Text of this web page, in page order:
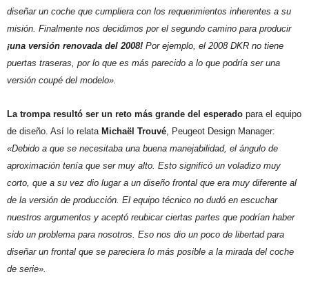
diseñar un coche que cumpliera con los requerimientos inherentes a su
misión. Finalmente nos decidimos por el segundo camino para producir
¡una versión renovada del 2008! Por ejemplo, el 2008 DKR no tiene
puertas traseras, por lo que es más parecido a lo que podría ser una
versión coupé del modelo».
La trompa resultó ser un reto más grande del esperado para el equipo
de diseño. Así lo relata Michaël Trouvé, Peugeot Design Manager:
«Debido a que se necesitaba una buena manejabilidad, el ángulo de
aproximación tenía que ser muy alto. Esto significó un voladizo muy
corto, que a su vez dio lugar a un diseño frontal que era muy diferente al
de la versión de producción. El equipo técnico no dudó en escuchar
nuestros argumentos y aceptó reubicar ciertas partes que podrían haber
sido un problema para nosotros. Eso nos dio un poco de libertad para
diseñar un frontal que se pareciera lo más posible a la mirada del coche
de serie».